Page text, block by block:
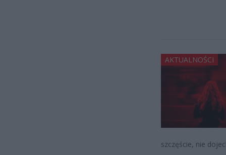
AKTUALNOŚCI
szczęście, nie